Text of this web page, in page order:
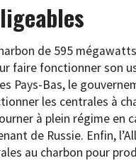
de 595
faire fonctionner son
Pays-Bas, le
les centrales à
à plein régime en
de Russie. Enfin,
au charbon pour